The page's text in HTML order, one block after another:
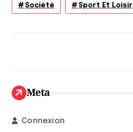
Société Sport Et Loisir
Meta
Connexion